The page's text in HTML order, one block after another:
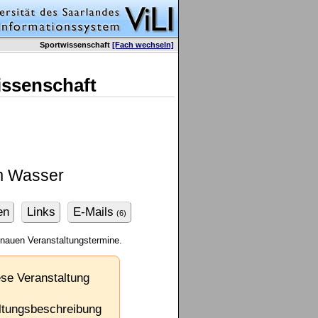
Sportwissenschaft [Fach wechseln]
Wasser
Links E-Mails (6)
Veranstaltungstermine.
Veranstaltung